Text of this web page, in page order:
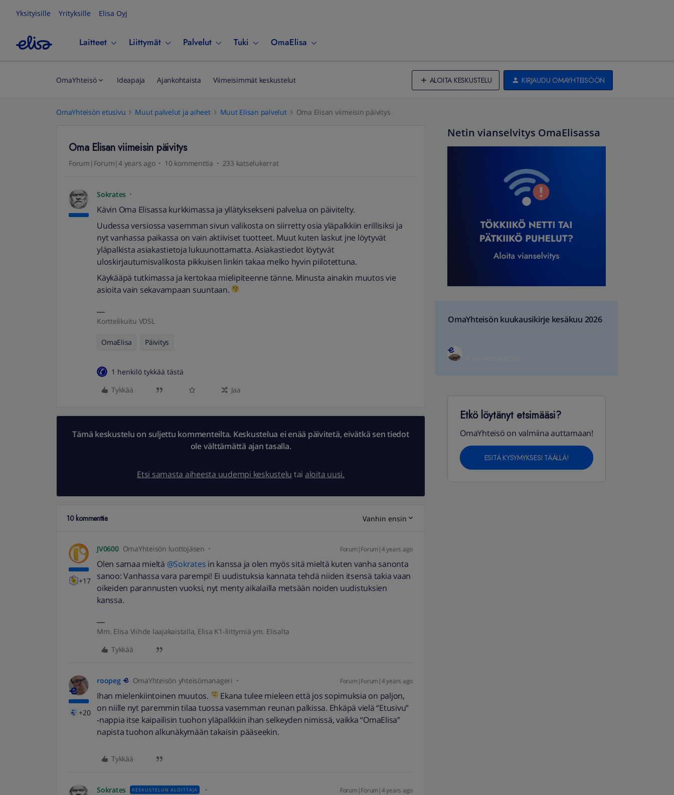
Yksityisille Yrityksille Elisa Oyj
Laitteet Liittymät Palvelut Tuki OmaElisa
OmaYhteisö Ideapaja Ajankohtaista Viimeisimmät keskustelut ALOITA KESKUSTELU KIRJAUDU OMAYHTEISÖÖN
OmaYhteisön etusivu Muut palvelut ja aiheet Muut Elisan palvelut Oma Elisan viimeisin päivitys
Oma Elisan viimeisin päivitys
Forum|Forum|4 years ago 10 kommenttia 233 katselukerrat
Sokrates
Kävin Oma Elisassa kurkkimassa ja yllätyksekseni palvelua on päivitelty.
Uudessa versiossa vasemman sivun valikosta on siirretty osia yläpalkkiin erillisiksi ja
nyt vanhassa paikassa on vain aktiiviset tuotteet. Muut kuten laskut jne löytyvät
yläpalkista asiakastietoja lukuunottamatta. Asiakastiedot löytyvät
uloskirjautumisvalikosta pikkuisen linkin takaa melko hyvin piilotettuna.
Käykääpä tutkimassa ja kertokaa mielipiteenne tänne. Minusta ainakin muutos vie
asioita vain sekavampaan suuntaan.
Korttelikuitu VDSL
OmaElisa Päivitys
1 henkilö tykkää tästä
Tykkää
Jaa
Tämä keskustelu on suljettu kommenteilta. Keskustelua ei enää päivitetä, eivätkä sen tiedot
ole välttämättä ajan tasalla.
Etsi samasta aiheesta uudempi keskustelu tai aloita uusi.
10 kommenttia Vanhin ensin
+17
JV0600 OmaYhteisön luottojäsen Forum|Forum|4 years ago
Olen samaa mieltä @Sokrates in kanssa ja olen myös sitä mieltä kuten vanha sanonta
sanoo: Vanhassa vara parempi! Ei uudistuksia kannata tehdä niiden itsensä takia vaan
oikeiden parannusten vuoksi, nyt menty aikalailla metsään noiden uudistuksien
kanssa.
Mm. Elisa Viihde laajakaistalla, Elisa K1-liittymiä ym. Elisalta
Tykkää
+20
roopeg OmaYhteisön yhteisömanageri Forum|Forum|4 years ago
Ihan mielenkiintoinen muutos.
Ekana tulee mieleen että jos sopimuksia on paljon,
on niille nyt paremmin tilaa tuossa vasemman reunan palkissa. Ehkäpä vielä “Etusivu”
-nappia itse kaipailisin tuohon yläpalkkiin ihan selkeyden nimissä, vaikka “OmaElisa”
napista tuohon alkunäkymään takaisin pääseekin.
Tykkää
Sokrates KESKUSTELUN ALOITTAJA Forum|Forum|4 years ago
Netin vianselvitys OmaElisassa
OmaYhteisön kuukausikirje kesäkuu 2026
Etkö löytänyt etsimääsi?
OmaYhteisö on valmiina auttamaan!
ESITÄ KYSYMYKSESI TÄÄLLÄ!